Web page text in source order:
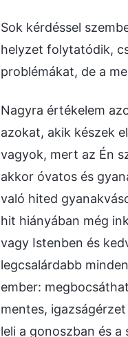
Sok kérdéssel
helyzet folytatódik,
problémákat, de a
Nagyra értékelem
azokat, akik készek
vagyok, mert az Én
akkor óvatos és
való hited
hit hiányában még
vagy Istenben és
legcsalárdabb
ember:
mentes,
leli a gonoszban és